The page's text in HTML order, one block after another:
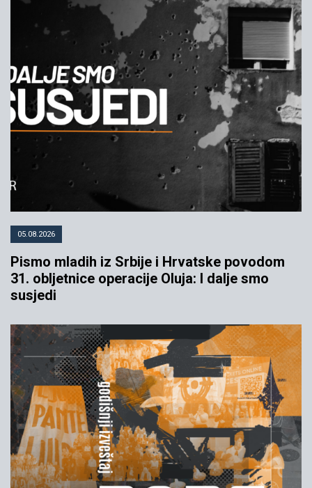
05.08.2026
Pismo mladih iz Srbije i Hrvatske povodom
31. obljetnice operacije Oluja: I dalje smo
susjedi